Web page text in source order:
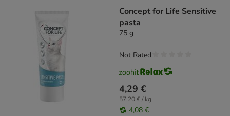
Concept for Life Sensitive
pasta
75 g
4,29 €
57,20 € / kg
4,08 €
Not Rated